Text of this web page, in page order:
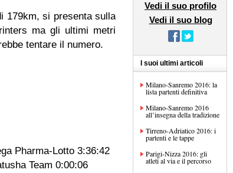
179km, si presenta sulla
ma gli ultimi metri
tentare il numero.
Pharma-Lotto 3:36:42
Team 0:00:06
Vedi il suo profilo
Vedi il suo blog
I suoi ultimi articoli
Milano-Sanremo 2016: la
lista partenti definitiva
Milano-Sanremo 2016
all’insegna della tradizione
Tirreno-Adriatico 2016: i
partenti e le tappe
Parigi-Nizza 2016: gli
atleti al via e il percorso